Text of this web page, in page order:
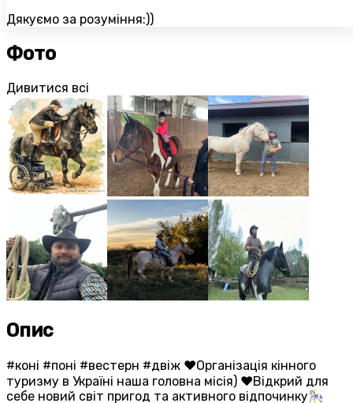
Дякуємо за розуміння:))
Фото
Дивитися всі
Опис
#коні #поні #вестерн #двіж ❤️Організація кінного
туризму в Україні наша головна місія) ❤️Відкрий для
себе новий світ пригод та активного відпочинку🎠